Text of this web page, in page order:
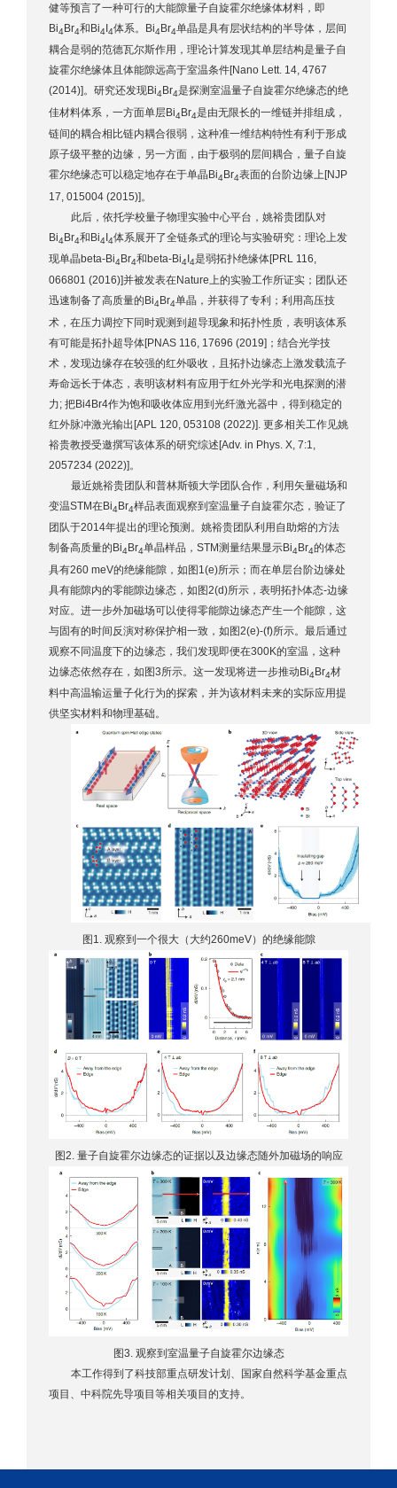
健等预言了一种可行的大能隙量子自旋霍尔绝缘体材料，即
Bi4Br4和Bi4I4体系。Bi4Br4单晶是具有层状结构的半导体，层间
耦合是弱的范德瓦尔斯作用，理论计算发现其单层结构是量子自
旋霍尔绝缘体且体能隙远高于室温条件[Nano Lett. 14, 4767
(2014)]。研究还发现Bi4Br4是探测室温量子自旋霍尔绝缘态的绝
佳材料体系，一方面单层Bi4Br4是由无限长的一维链并排组成，
链间的耦合相比链内耦合很弱，这种准一维结构特性有利于形成
原子级平整的边缘，另一方面，由于极弱的层间耦合，量子自旋
霍尔绝缘态可以稳定地存在于单晶Bi4Br4表面的台阶边缘上[NJP
17, 015004 (2015)]。
此后，依托学校量子物理实验中心平台，姚裕贵团队对
Bi4Br4和Bi4I4体系展开了全链条式的理论与实验研究：理论上发
现单晶beta-Bi4Br4和beta-Bi4 4是弱拓扑绝缘体[PRL 116,
066801 (2016)]并被发表在Nature上的实验工作所证实；团队还
迅速制备了高质量的Bi4Br4单晶，并获得了专利；利用高压技
术，在压力调控下同时观测到超导现象和拓扑性质，表明该体系
有可能是拓扑超导体[PNAS 116, 17696 (2019]；结合光学技
术，发现边缘存在较强的红外吸收，且拓扑边缘态上激发载流子
寿命远长于体态，表明该材料有应用于红外光学和光电探测的潜
力; 把Bi4Br4作为饱和吸收体应用到光纤激光器中，得到稳定的
红外脉冲激光输出[APL 120, 053108 (2022)]. 更多相关工作见姚
裕贵教授受邀撰写该体系的研究综述[Adv. in Phys. X, 7:1,
2057234 (2022)]。
最近姚裕贵团队和普林斯顿大学团队合作，利用矢量磁场和
变温STM在Bi4Br4样品表面观察到室温量子自旋霍尔态，验证了
团队于2014年提出的理论预测。姚裕贵团队利用自助熔的方法
制备高质量的Bi4Br4单晶样品，STM测量结果显示Bi4Br4的体态
具有260 meV的绝缘能隙，如图1(e)所示；而在单层台阶边缘处
具有能隙内的零能隙边缘态，如图2(d)所示，表明拓扑体态-边缘
对应。进一步外加磁场可以使得零能隙边缘态产生一个能隙，这
与固有的时间反演对称保护相一致，如图2(e)-(f)所示。最后通过
观察不同温度下的边缘态，我们发现即便在300K的室温，这种
边缘态依然存在，如图3所示。这一发现将进一步推动Bi4Br4材
料中高温输运量子化行为的探索，并为该材料未来的实际应用提
供坚实材料和物理基础。
图1. 观察到一个很大（大约260meV）的绝缘能隙
图2. 量子自旋霍尔边缘态的证据以及边缘态随外加磁场的响应
图3. 观察到室温量子自旋霍尔边缘态
本工作得到了科技部重点研发计划、国家自然科学基金重点
项目、中科院先导项目等相关项目的支持。